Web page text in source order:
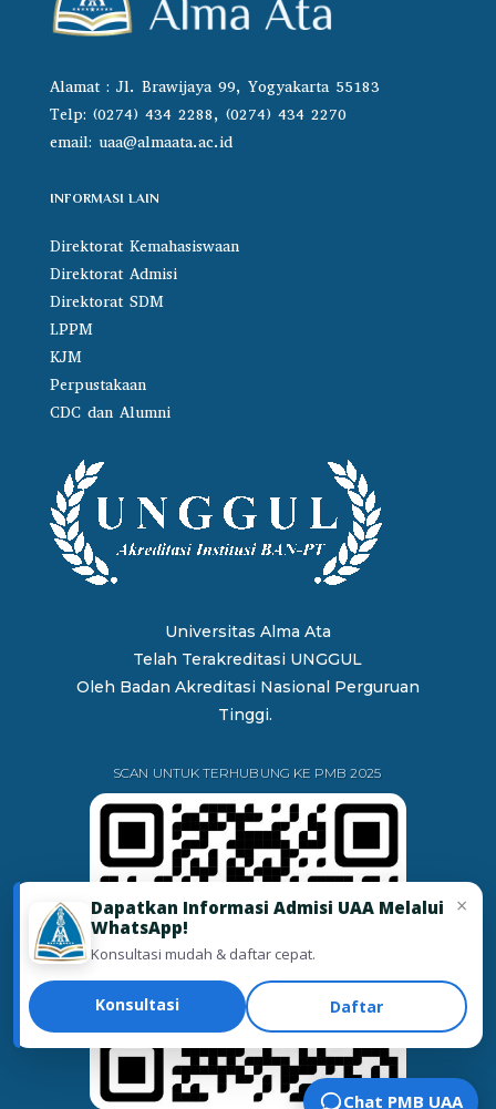
Alamat : Jl. Brawijaya 99, Yogyakarta 55183
Telp: (0274) 434 2288, (0274) 434 2270
email: uaa@almaata.ac.id
INFORMASI LAIN
Direktorat Kemahasiswaan
Direktorat Admisi
Direktorat SDM
LPPM
KJM
Perpustakaan
CDC dan Alumni
Universitas Alma Ata
Telah Terakreditasi UNGGUL
Oleh Badan Akreditasi Nasional Perguruan
Tinggi.
SCAN UNTUK TERHUBUNG KE PMB 2025
Chat PMB UAA
×
Dapatkan Informasi Admisi UAA Melalui
WhatsApp!
Konsultasi mudah & daftar cepat.
Konsultasi Daftar